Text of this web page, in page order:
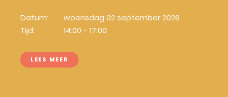
Datum:
Tijd:
woensdag 02 september 2026
14:00 - 17:00
LEES MEER